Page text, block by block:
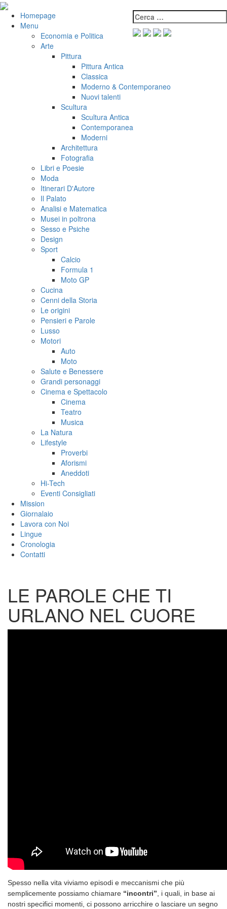
Salta
contenuto
VeniVidiVici Cerca:
Homepage
Menu
Economia e Politica
Arte
Pittura
Pittura Antica
Classica
Moderno & Contemporaneo
Nuovi talenti
Scultura
Scultura Antica
Contemporanea
Moderni
Architettura
Fotografia
Libri e Poesie
Moda
Itinerari D'Autore
Il Palato
Analisi e Matematica
Musei in poltrona
Sesso e Psiche
Design
Sport
Calcio
Formula 1
Moto GP
Cucina
Cenni della Storia
Le origini
Pensieri e Parole
Lusso
Motori
Auto
Moto
Salute e Benessere
Grandi personaggi
Cinema e Spettacolo
Cinema
Teatro
Musica
La Natura
Lifestyle
Proverbi
Aforismi
Aneddoti
Hi-Tech
Eventi Consigliati
Mission
Giornalaio
Lavora con Noi
Lingue
Cronologia
Contatti
LE PAROLE CHE TI
URLANO NEL CUORE
Spesso nella vita viviamo episodi e meccanismi che più
semplicemente possiamo chiamare “incontri”, i quali, in base ai
nostri specifici momenti, ci possono arricchire o lasciare un segno